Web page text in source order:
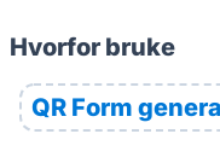
Hvorfor bruke
QR Form